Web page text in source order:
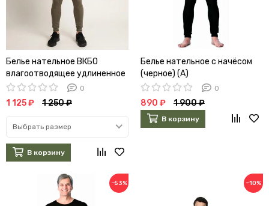
Белье нательное ВКБО
влагоотводящее удлиненное
(А)
0
1 125 ₽ 1 250 ₽
Выбрать размер
В корзину
Белье нательное с начёсом
(черное) (А)
0
890 ₽ 1 900 ₽
В корзину
−53% −10%